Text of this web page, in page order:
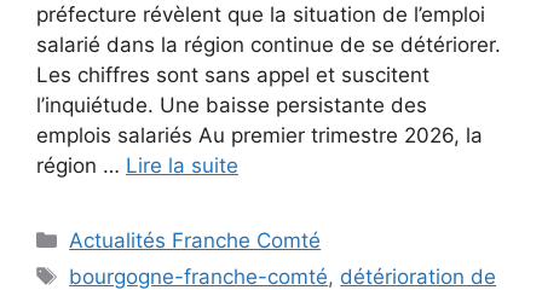
préfecture révèlent que la situation de l’emploi
salarié dans la région continue de se détériorer.
Les chiffres sont sans appel et suscitent
l’inquiétude. Une baisse persistante des
emplois salariés Au premier trimestre 2026, la
région … Lire la suite
Catégories
Actualités Franche Comté
Étiquettes
bourgogne-franche-comté, détérioration de